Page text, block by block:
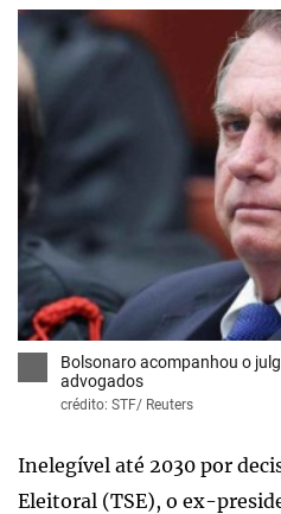
Bolsonaro acompanhou o
advogados
crédito: STF/ Reuters
Inelegível até 2030 por
Eleitoral (TSE), o ex-